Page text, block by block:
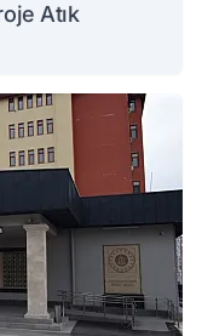
Atık